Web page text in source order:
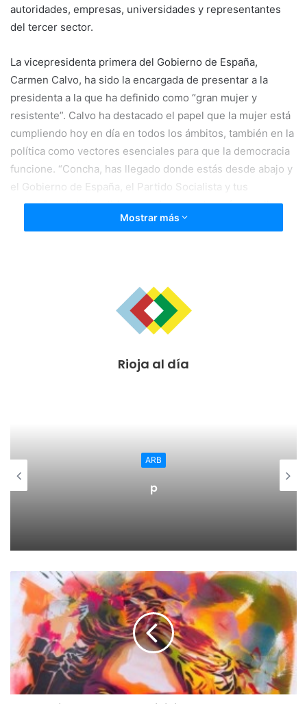
autoridades, empresas, universidades y representantes
del tercer sector.
La vicepresidenta primera del Gobierno de España,
Carmen Calvo, ha sido la encargada de presentar a la
presidenta a la que ha definido como “gran mujer y
resistente”. Calvo ha destacado el papel que la mujer está
cumpliendo hoy en día en todos los ámbitos, también en la
política como vectores esenciales para que la democracia
funcione. “Concha, has llegado donde estás desde abajo y
el Gobierno de España, el Partido Socialista y tus
compañeras del partido no podemos estar más orgullosos
de ti y de tu labor”, ha finalizado la vicepresidenta.
identidad La Rioja desde que es Comunidad Autónoma que
se autogobierna hasta ahora que se ha convertido en una
tierra de oportunidades y de fuertes y diferenciadas
político, económico, de desarrollo y social.
“Las piedras angulares sobre los que la sociedad riojana
construyó la identidad colectiva que nos condujo a la
calidad de vida.
“Seguimos siendo una sociedad abierta y hospitalaria con
un legado histórico rico y diverso que queremos proteger
y compartir. (…) Seguimos siendo un cruce de caminos y
nuestra posición geográfica privilegiada para conectar
territorios es clave para atraer inversiones”, ha comentado
la presidenta.
Mostrar más
Rioja al día
ARB
p